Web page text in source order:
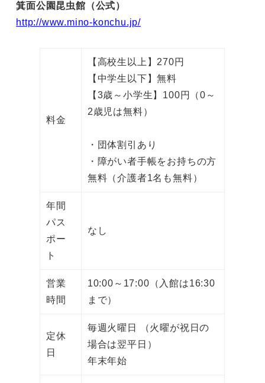
箕面公園昆虫館（公式）
http://www.mino-konchu.jp/
料金
【高校生以上】270円
【中学生以下】無料
【3歳～小学生】100円（0～
2歳児は無料）
・団体割引あり
・障がい者手帳をお持ちの方
無料（介護者1名も無料）
年間
パス
ポー
ト
なし
営業
時間
10:00～17:00（入館は16:30
まで）
定休
日
毎週火曜日 （火曜が祝日の
場合は翌平日）
年末年始